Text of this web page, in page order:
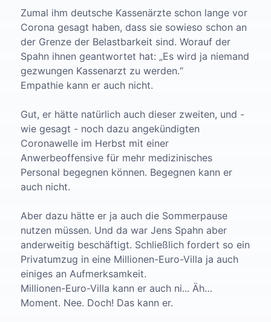
Zumal ihm deutsche Kassenärzte schon lange vor
Corona gesagt haben, dass sie sowieso schon an
der Grenze der Belastbarkeit sind. Worauf der
Spahn ihnen geantwortet hat: „Es wird ja niemand
gezwungen Kassenarzt zu werden.“
Empathie kann er auch nicht.
Gut, er hätte natürlich auch dieser zweiten, und -
wie gesagt - noch dazu angekündigten
Coronawelle im Herbst mit einer
Anwerbeoffensive für mehr medizinisches
Personal begegnen können. Begegnen kann er
auch nicht.
Aber dazu hätte er ja auch die Sommerpause
nutzen müssen. Und da war Jens Spahn aber
anderweitig beschäftigt. Schließlich fordert so ein
Privatumzug in eine Millionen-Euro-Villa ja auch
einiges an Aufmerksamkeit.
Millionen-Euro-Villa kann er auch ni... Äh…
Moment. Nee. Doch! Das kann er.